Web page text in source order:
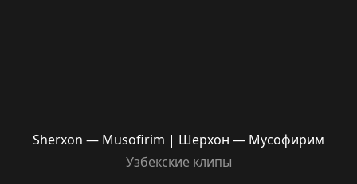
Sherxon — Musofirim | Шерхон — Мусофирим
Узбекские клипы